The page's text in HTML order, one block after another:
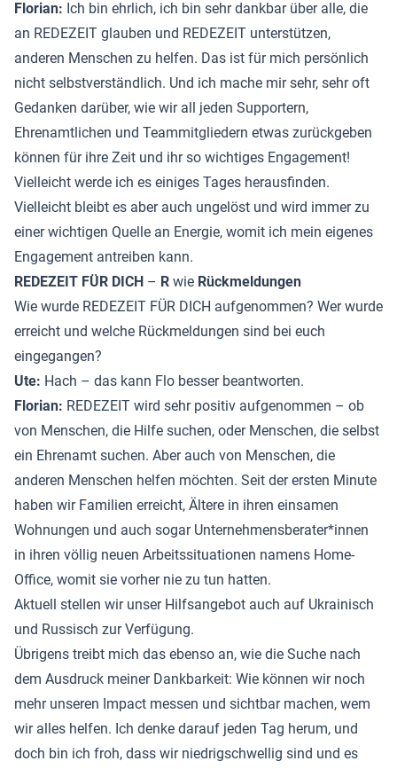
Florian: Ich bin ehrlich, ich bin sehr dankbar über alle, die
an REDEZEIT glauben und REDEZEIT unterstützen,
anderen Menschen zu helfen. Das ist für mich persönlich
nicht selbstverständlich. Und ich mache mir sehr, sehr oft
Gedanken darüber, wie wir all jeden Supportern,
Ehrenamtlichen und Teammitgliedern etwas zurückgeben
können für ihre Zeit und ihr so wichtiges Engagement!
Vielleicht werde ich es einiges Tages herausfinden.
Vielleicht bleibt es aber auch ungelöst und wird immer zu
einer wichtigen Quelle an Energie, womit ich mein eigenes
Engagement antreiben kann.
REDEZEIT FÜR DICH – R wie Rückmeldungen
Wie wurde REDEZEIT FÜR DICH aufgenommen? Wer wurde
erreicht und welche Rückmeldungen sind bei euch
eingegangen?
Ute: Hach – das kann Flo besser beantworten.
Florian: REDEZEIT wird sehr positiv aufgenommen – ob
von Menschen, die Hilfe suchen, oder Menschen, die selbst
ein Ehrenamt suchen. Aber auch von Menschen, die
anderen Menschen helfen möchten. Seit der ersten Minute
haben wir Familien erreicht, Ältere in ihren einsamen
Wohnungen und auch sogar Unternehmensberater*innen
in ihren völlig neuen Arbeitssituationen namens Home-
Office, womit sie vorher nie zu tun hatten.
Aktuell stellen wir unser Hilfsangebot auch auf Ukrainisch
und Russisch zur Verfügung.
Übrigens treibt mich das ebenso an, wie die Suche nach
dem Ausdruck meiner Dankbarkeit: Wie können wir noch
mehr unseren Impact messen und sichtbar machen, wem
wir alles helfen. Ich denke darauf jeden Tag herum, und
doch bin ich froh, dass wir niedrigschwellig sind und es